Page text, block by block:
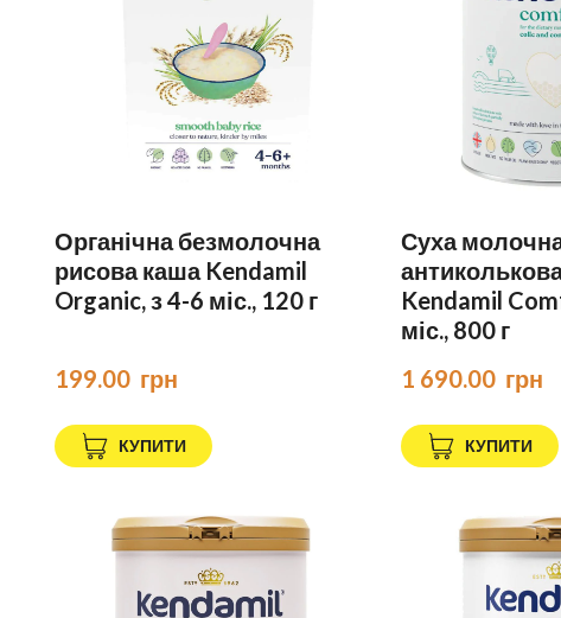
Органічна безмолочна
рисова каша Kendamil
Organic, з 4-6 міс., 120 г
199.00  грн
КУПИТИ
Суха
Kendamil
міс., 800 г
1 690.00  грн
КУПИТИ